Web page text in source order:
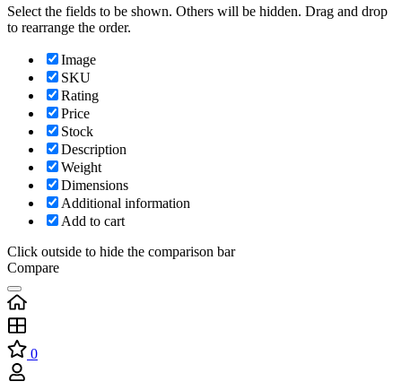
Select the fields to be shown. Others will be hidden. Drag and drop
to rearrange the order.
Image
SKU
Rating
Price
Stock
Description
Weight
Dimensions
Additional information
Add to cart
Click outside to hide the comparison bar
Compare
0